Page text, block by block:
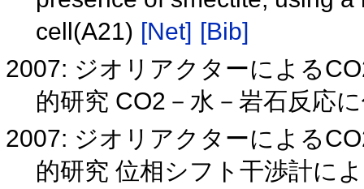
cell(A21) [Net] [Bib]
2007: ジオリアクターによる
的研究 CO2－水－岩石反応
2007: ジオリアクターによる
的研究 位相シフト干渉計に